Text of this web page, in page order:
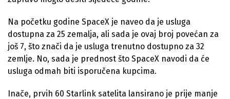
Na početku godine SpaceX je naveo da je usluga
dostupna za 25 zemalja, ali sada je ovaj broj povećan za
još 7, što znači da je usluga trenutno dostupno za 32
zemlje. No, sada je prednost što SpaceX navodi da će
usluga odmah biti isporučena kupcima.
Inače, prvih 60 Starlink satelita lansirano je prije manje